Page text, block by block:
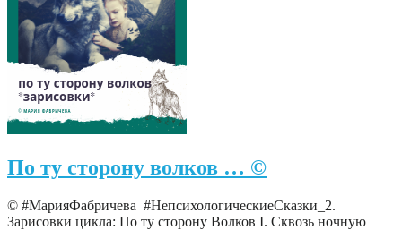
По ту сторону волков … ©
© #МарияФабричева #НепсихологическиеСказки_2.
Зарисовки цикла: По ту сторону Волков I. Сквозь ночную